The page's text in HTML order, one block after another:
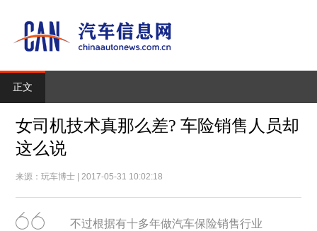
正文
女司机技术真那么差? 车险销售人员却
这么说
来源：玩车博士 | 2017-05-31 10:02:18
不过根据有十多年做汽车保险销售行业